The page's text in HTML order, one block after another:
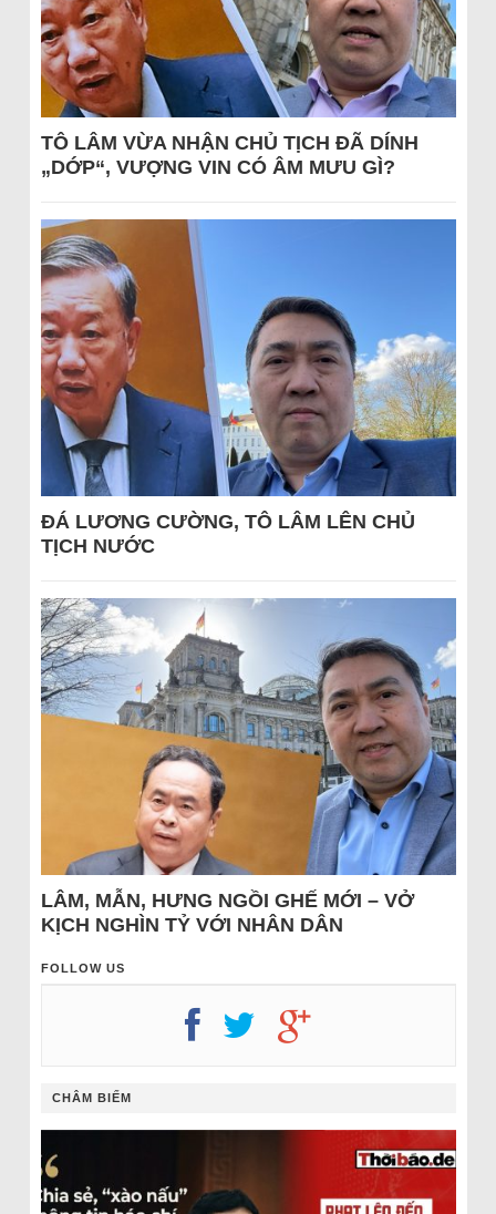
TÔ LÂM VỪA NHẬN CHỦ TỊCH ĐÃ DÍNH
„DỚP“, VƯỢNG VIN CÓ ÂM MƯU GÌ?
ĐÁ LƯƠNG CƯỜNG, TÔ LÂM LÊN CHỦ
TỊCH NƯỚC
LÂM, MẪN, HƯNG NGỒI GHẾ MỚI – VỞ
KỊCH NGHÌN TỶ VỚI NHÂN DÂN
FOLLOW US
CHÂM BIẾM